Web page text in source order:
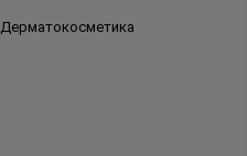
Дерматокосметика